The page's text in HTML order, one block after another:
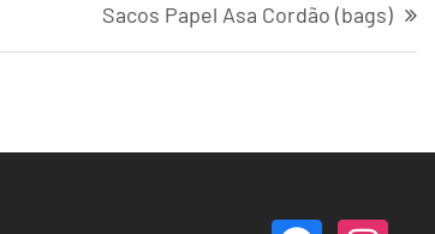
Sacos Papel Asa Cordão (bags)